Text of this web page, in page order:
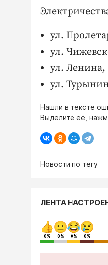
ул.
ул.
ул. Ленина,
ул.
Нашли в тексте
Выделите её,
Новости по тегу
ЛЕНТА
0% 0% 0% 0%